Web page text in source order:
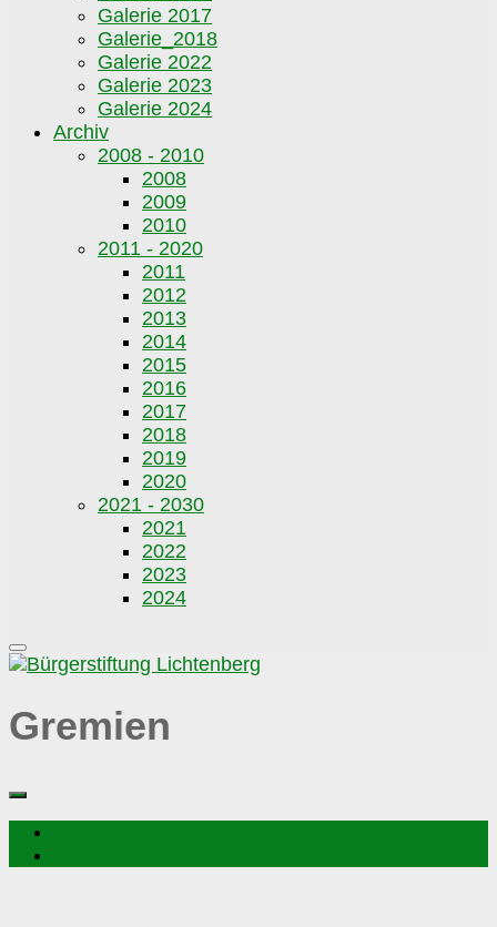
Galerie 2017
Galerie_2018
Galerie 2022
Galerie 2023
Galerie 2024
Archiv
2008 - 2010
2008
2009
2010
2011 - 2020
2011
2012
2013
2014
2015
2016
2017
2018
2019
2020
2021 - 2030
2021
2022
2023
2024
Gremien